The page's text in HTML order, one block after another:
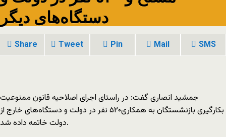
دستگاه‌های دیگر
Share Tweet Pin Mail SMS
جمشید انصاری گفت: در راستای اجرای اصلاحیه قانون ممنوعیت
بکارگیری بازنشستگان به همکاری۵۲۰ نفر در دولت و دستگاه‌های خارج از
دولت خاتمه داده شد.